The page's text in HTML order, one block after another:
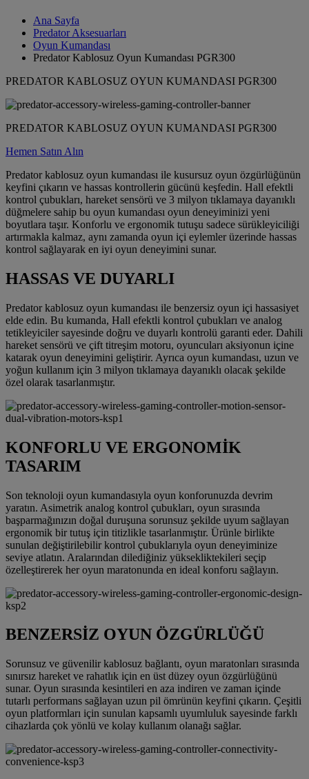
Ana Sayfa
Predator Aksesuarları
Oyun Kumandası
Predator Kablosuz Oyun Kumandası PGR300
PREDATOR KABLOSUZ OYUN KUMANDASI PGR300
PREDATOR KABLOSUZ OYUN KUMANDASI PGR300
Hemen Satın Alın
Predator kablosuz oyun kumandası ile kusursuz oyun özgürlüğünün
keyfini çıkarın ve hassas kontrollerin gücünü keşfedin. Hall efektli
kontrol çubukları, hareket sensörü ve 3 milyon tıklamaya dayanıklı
düğmelere sahip bu oyun kumandası oyun deneyiminizi yeni
boyutlara taşır. Konforlu ve ergonomik tutuşu sadece sürükleyiciliği
artırmakla kalmaz, aynı zamanda oyun içi eylemler üzerinde hassas
kontrol sağlayarak en iyi oyun deneyimini sunar.
HASSAS VE DUYARLI
Predator kablosuz oyun kumandası ile benzersiz oyun içi hassasiyet
elde edin. Bu kumanda, Hall efektli kontrol çubukları ve analog
tetikleyiciler sayesinde doğru ve duyarlı kontrolü garanti eder. Dahili
hareket sensörü ve çift titreşim motoru, oyuncuları aksiyonun içine
katarak oyun deneyimini geliştirir. Ayrıca oyun kumandası, uzun ve
yoğun kullanım için 3 milyon tıklamaya dayanıklı olacak şekilde
özel olarak tasarlanmıştır.
KONFORLU VE ERGONOMİK
TASARIM
Son teknoloji oyun kumandasıyla oyun konforunuzda devrim
yaratın. Asimetrik analog kontrol çubukları, oyun sırasında
başparmağınızın doğal duruşuna sorunsuz şekilde uyum sağlayan
ergonomik bir tutuş için titizlikle tasarlanmıştır. Ürünle birlikte
sunulan değiştirilebilir kontrol çubuklarıyla oyun deneyiminize
seviye atlatın. Aralarından dilediğiniz yüksekliktekileri seçip
özelleştirerek her oyun maratonunda en ideal konforu sağlayın.
BENZERSİZ OYUN ÖZGÜRLÜĞÜ
Sorunsuz ve güvenilir kablosuz bağlantı, oyun maratonları sırasında
sınırsız hareket ve rahatlık için en üst düzey oyun özgürlüğünü
sunar. Oyun sırasında kesintileri en aza indiren ve zaman içinde
tutarlı performans sağlayan uzun pil ömrünün keyfini çıkarın. Çeşitli
oyun platformları için sunulan kapsamlı uyumluluk sayesinde farklı
cihazlarda çok yönlü ve kolay kullanım olanağı sağlar.